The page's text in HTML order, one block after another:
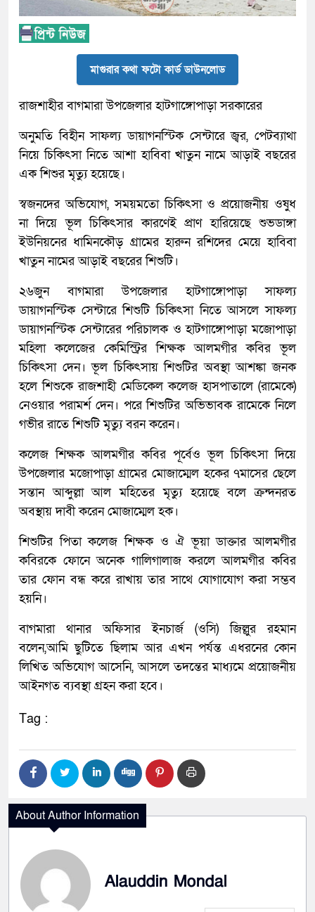
মাগুরার কথা ফটো কার্ড ডাউনলোড
রাজশাহীর বাগমারা উপজেলার হাটগাঙ্গোপাড়া সরকারের
অনুমতি বিহীন সাফল্য ডায়াগনস্টিক সেন্টারে জ্বর, পেটব্যাথা
নিয়ে চিকিৎসা নিতে আশা হাবিবা খাতুন নামে আড়াই বছরের
এক শিশুর মৃত্যু হয়েছে।
স্বজনদের অভিযোগ, সময়মতো চিকিৎসা ও প্রয়োজনীয় ওষুধ
না দিয়ে ভূল চিকিৎসার কারণেই প্রাণ হারিয়েছে শুভডাঙ্গা
ইউনিয়নের ধামিনকৌড় গ্রামের হারুন রশিদের মেয়ে হাবিবা
খাতুন নামের আড়াই বছরের শিশুটি।
২৬জুন বাগমারা উপজেলার হাটগাঙ্গোপাড়া সাফল্য
ডায়াগনস্টিক সেন্টারে শিশুটি চিকিৎসা নিতে আসলে সাফল্য
ডায়াগনস্টিক সেন্টারের পরিচালক ও হাটগাঙ্গোপাড়া মজোপাড়া
মহিলা কলেজের কেমিস্ট্রির শিক্ষক আলমগীর কবির ভূল
চিকিৎসা দেন। ভূল চিকিৎসায় শিশুটির অবস্থা আশঙ্কা জনক
হলে শিশুকে রাজশাহী মেডিকেল কলেজ হাসপাতালে (রামেকে)
নেওয়ার পরামর্শ দেন। পরে শিশুটির অভিভাবক রামেকে নিলে
গভীর রাতে শিশুটি মৃত্যু বরন করেন।
কলেজ শিক্ষক আলমগীর কবির পূর্বেও ভূল চিকিৎসা দিয়ে
উপজেলার মজোপাড়া গ্রামের মোজাম্মেল হকের ৭মাসের ছেলে
সন্তান আব্দুল্লা আল মহিতের মৃত্যু হয়েছে বলে ক্রন্দনরত
অবস্থায় দাবী করেন মোজাম্মেল হক।
শিশুটির পিতা কলেজ শিক্ষক ও ঐ ভূয়া ডাক্তার আলমগীর
কবিরকে ফোনে অনেক গালিগালাজ করলে আলমগীর কবির
তার ফোন বন্ধ করে রাখায় তার সাথে যোগাযোগ করা সম্ভব
হয়নি।
বাগমারা থানার অফিসার ইনচার্জ (ওসি) জিল্লুর রহমান
বলেন,আমি ছুটিতে ছিলাম আর এখন পর্যন্ত এধরনের কোন
লিখিত অভিযোগ আসেনি, আসলে তদন্তের মাধ্যমে প্রয়োজনীয়
আইনগত ব্যবস্থা গ্রহন করা হবে।
Tag :
About Author Information
Alauddin Mondal